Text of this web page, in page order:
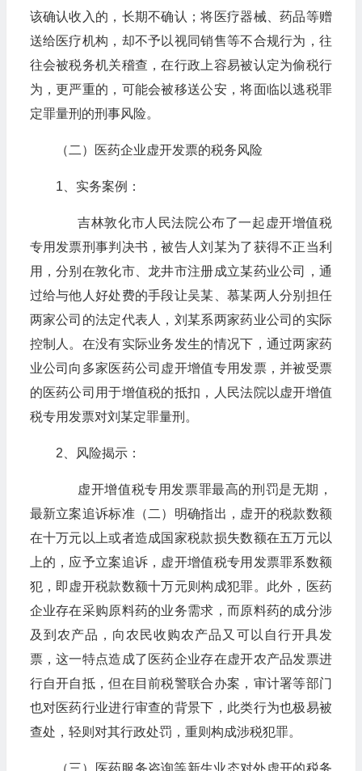
该确认收入的，长期不确认；将医疗器械、药品等赠
送给医疗机构，却不予以视同销售等不合规行为，往
往会被税务机关稽查，在行政上容易被认定为偷税行
为，更严重的，可能会被移送公安，将面临以逃税罪
定罪量刑的刑事风险。
（二）医药企业虚开发票的税务风险
1、实务案例：
吉林敦化市人民法院公布了一起虚开增值税
专用发票刑事判决书，被告人刘某为了获得不正当利
用，分别在敦化市、龙井市注册成立某药业公司，通
过给与他人好处费的手段让吴某、慕某两人分别担任
两家公司的法定代表人，刘某系两家药业公司的实际
控制人。在没有实际业务发生的情况下，通过两家药
业公司向多家医药公司虚开增值专用发票，并被受票
的医药公司用于增值税的抵扣，人民法院以虚开增值
税专用发票对刘某定罪量刑。
2、风险揭示：
虚开增值税专用发票罪最高的刑罚是无期，
最新立案追诉标准（二）明确指出，虚开的税款数额
在十万元以上或者造成国家税款损失数额在五万元以
上的，应予立案追诉，虚开增值税专用发票罪系数额
犯，即虚开税款数额十万元则构成犯罪。此外，医药
企业存在采购原料药的业务需求，而原料药的成分涉
及到农产品，向农民收购农产品又可以自行开具发
票，这一特点造成了医药企业存在虚开农产品发票进
行自开自抵，但在目前税警联合办案，审计署等部门
也对医药行业进行审查的背景下，此类行为也极易被
查处，轻则对其行政处罚，重则构成涉税犯罪。
（三）医药服务咨询等新生业态对外虚开的税务